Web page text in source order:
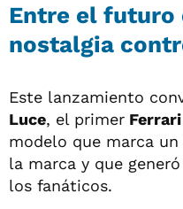
Entre el
nostalgia
Este lanzamiento
Luce, el primer
modelo que marca
la marca y que
los fanáticos.